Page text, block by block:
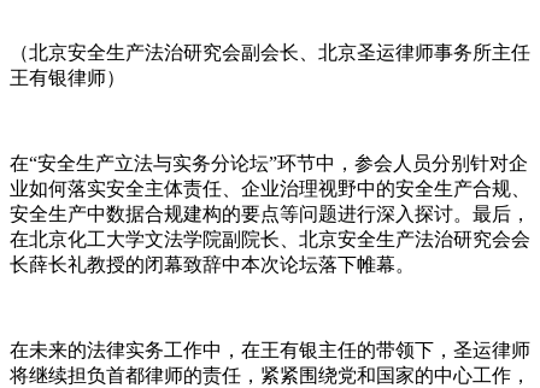
（北京安全生产法治研究会副会长、北京圣运律师事务所主任
王有银律师）
在“安全生产立法与实务分论坛”环节中，参会人员分别针对企
业如何落实安全主体责任、企业治理视野中的安全生产合规、
安全生产中数据合规建构的要点等问题进行深入探讨。最后，
在北京化工大学文法学院副院长、北京安全生产法治研究会会
长薛长礼教授的闭幕致辞中本次论坛落下帷幕。
在未来的法律实务工作中，在王有银主任的带领下，圣运律师
将继续担负首都律师的责任，紧紧围绕党和国家的中心工作，